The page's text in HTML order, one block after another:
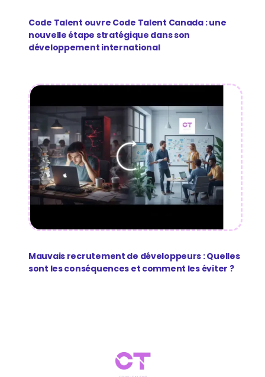
Code Talent ouvre Code Talent Canada : une
nouvelle étape stratégique dans son
développement international
Mauvais recrutement de développeurs : Quelles
sont les conséquences et comment les éviter ?